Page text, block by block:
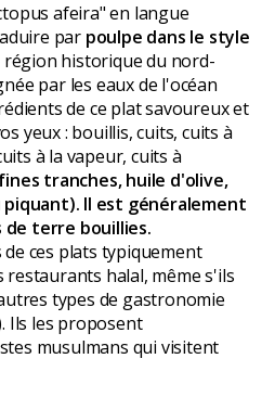
afeira" en langue
par poulpe dans le style
historique du nord-
par les eaux de l'océan
de ce plat savoureux et
yeux : bouillis, cuits, cuits à
à la vapeur, cuits à
tranches, huile d'olive,
Il est généralement
de terre bouillies.
ces plats typiquement
restaurants halal, même s'ils
types de gastronomie
Ils les proposent
musulmans qui visitent